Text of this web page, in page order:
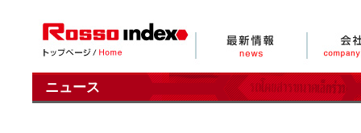
ニュース